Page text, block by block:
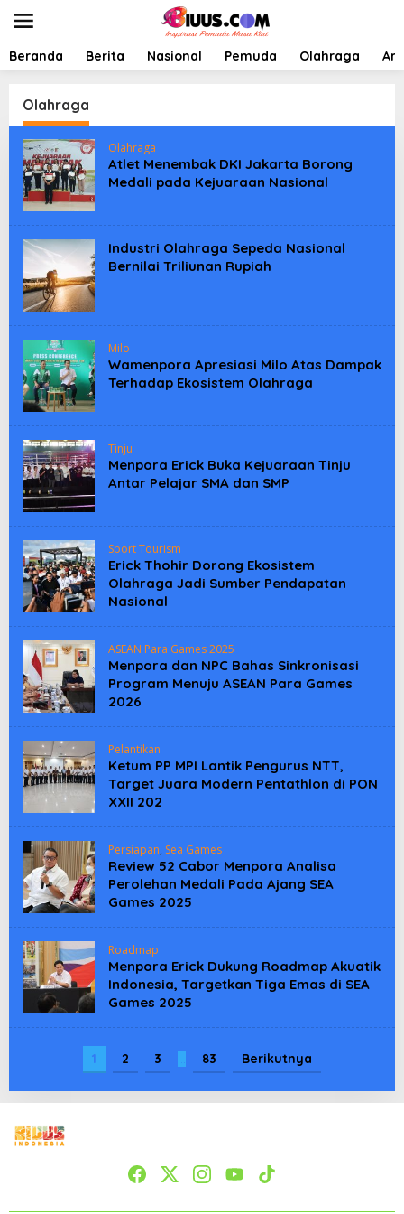
t
Beranda Berita Nasional Pemuda Olahraga
Olahraga
Olahraga
Atlet Menembak DKI Jakarta Borong
Medali pada Kejuaraan Nasional
Industri Olahraga Sepeda Nasional
Bernilai Triliunan Rupiah
Milo
Wamenpora Apresiasi Milo Atas Dampak
Terhadap Ekosistem Olahraga
Tinju
Menpora Erick Buka Kejuaraan Tinju
Antar Pelajar SMA dan SMP
Sport Tourism
Erick Thohir Dorong Ekosistem
Olahraga Jadi Sumber Pendapatan
Nasional
ASEAN Para Games 2025
Menpora dan NPC Bahas Sinkronisasi
Program Menuju ASEAN Para Games
2026
Pelantikan
Ketum PP MPI Lantik Pengurus NTT,
Target Juara Modern Pentathlon di PON
XXII 202
Persiapan, Sea Games
Review 52 Cabor Menpora Analisa
Perolehan Medali Pada Ajang SEA
Games 2025
Roadmap
Menpora Erick Dukung Roadmap Akuatik
Indonesia, Targetkan Tiga Emas di SEA
Games 2025
1 2 3 … 83 Berikutnya